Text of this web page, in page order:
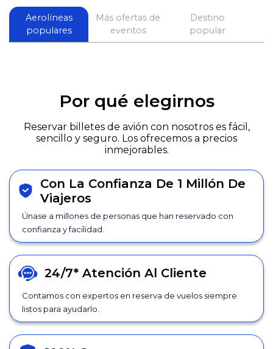
Aerolíneas
populares
Más ofertas de
eventos
Destino
popular
Por qué elegirnos
Reservar billetes de avión con nosotros es fácil,
sencillo y seguro. Los ofrecemos a precios
inmejorables.
Con La Confianza De 1 Millón De
Viajeros
Únase a millones de personas que han reservado con
confianza y facilidad.
24/7* Atención Al Cliente
Contamos con expertos en reserva de vuelos siempre
listos para ayudarlo.